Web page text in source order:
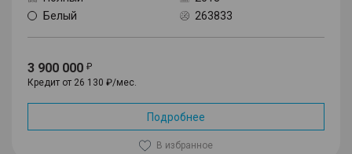
Белый
263833
3 900 000
Кредит от 26 130 ₽/мес.
Подробнее
В избранное